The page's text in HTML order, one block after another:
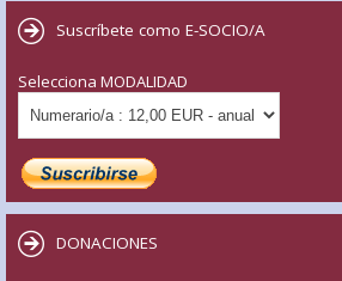
Suscríbete como E-SOCIO/A
Selecciona MODALIDAD
DONACIONES